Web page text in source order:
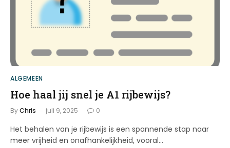
ALGEMEEN
Hoe haal jij snel je A1 rijbewijs?
ByChris juli 9, 2025 0
Het behalen van je rijbewijs is een spannende stap naar
meer vrijheid en onafhankelijkheid, vooral…